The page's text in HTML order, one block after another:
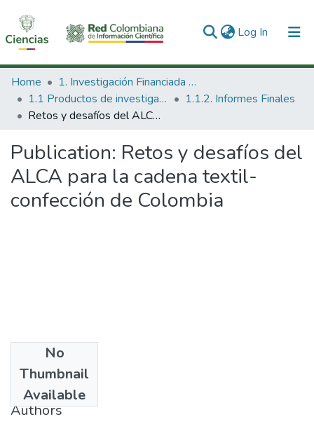
Log In (current)
Communities & Collections
All of DSpace
Home
1. Investigación Financiada con Recursos Públicos
1.1 Productos de investigación
1.1.2. Informes Finales
Retos y desafíos del ALCA para la cadena textil-confección de Colombia
Publication: Retos y desafíos del
ALCA para la cadena textil-
confección de Colombia
No
Thumbnail
Available
2003
Authors